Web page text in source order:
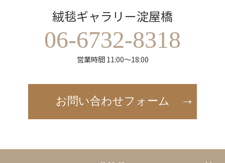
絨毯ギャラリー淀屋橋
06-6732-8318
営業時間 11:00～18:00
お問い合わせフォーム